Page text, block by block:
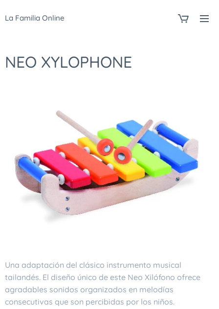
La Familia Online
NEO XYLOPHONE
Una adaptación del clásico instrumento musical
tailandés. El diseño único de este Neo Xilófono ofrece
agradables sonidos organizados en melodías
consecutivas que son percibidas por los niños.